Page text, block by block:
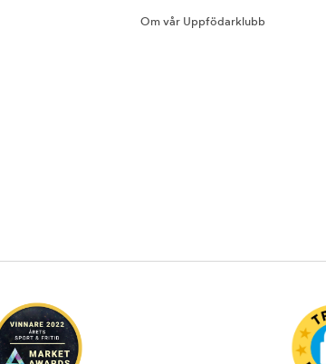
Om vår Uppfödarklubb